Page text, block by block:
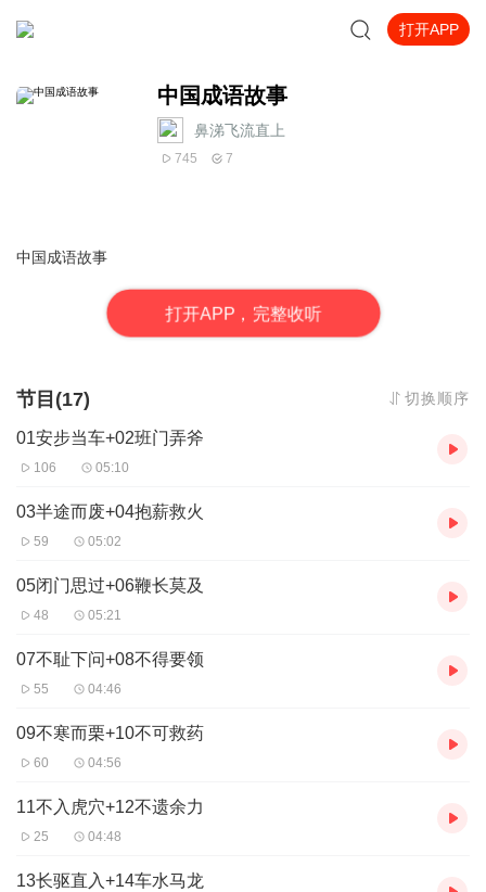
打开APP
中国成语故事
鼻涕飞流直上
745 7
中国成语故事
打开APP，完整收听
节目(17) 切换顺序
01安步当车+02班门弄斧
106 05:10
03半途而废+04抱薪救火
59 05:02
05闭门思过+06鞭长莫及
48 05:21
07不耻下问+08不得要领
55 04:46
09不寒而栗+10不可救药
60 04:56
11不入虎穴+12不遗余力
25 04:48
13长驱直入+14车水马龙